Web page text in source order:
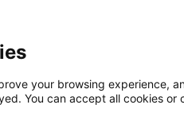
context de la IA per a l’aigua,
virtual. En un context d’estrès
més potencial per accelerar
adquirida a l’àmbit i alguns
your browsing experience,
You can accept all cookies or